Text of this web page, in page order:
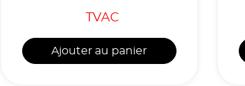
TVAC
Ajouter au panier